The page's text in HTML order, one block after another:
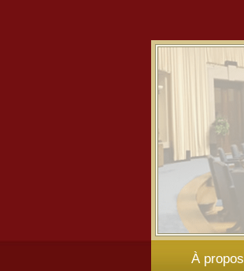
À propos